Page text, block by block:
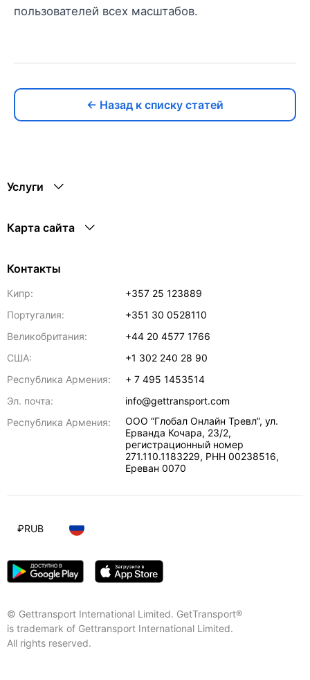
пользователей всех масштабов.
← Назад к списку статей
Услуги
Карта сайта
Контакты
Кипр:
+357 25 123889
Португалия:
+351 30 0528110
Великобритания:
+44 20 4577 1766
США:
+1 302 240 28 90
Республика Армения:
+ 7 495 1453514
Эл. почта:
info@gettransport.com
Республика Армения:
ООО “Глобал Онлайн Тревл”, ул.
Ерванда Кочара, 23/2,
регистрационный номер
271.110.1183229, РНН 00238516,
Ереван 0070
© Gettransport International Limited. GetTransport®
is trademark of Gettransport International Limited.
All rights reserved.
₽RUB